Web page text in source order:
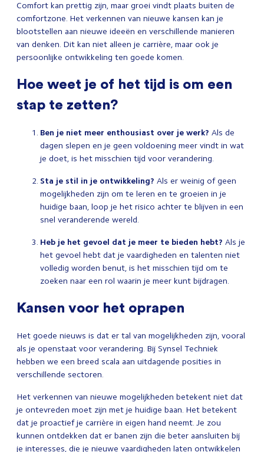
Comfort kan prettig zijn, maar groei vindt plaats buiten de
comfortzone. Het verkennen van nieuwe kansen kan je
blootstellen aan nieuwe ideeën en verschillende manieren
van denken. Dit kan niet alleen je carrière, maar ook je
persoonlijke ontwikkeling ten goede komen.
Hoe weet je of het tijd is om een
stap te zetten?
Ben je niet meer enthousiast over je werk? Als de
dagen slepen en je geen voldoening meer vindt in wat
je doet, is het misschien tijd voor verandering.
Sta je stil in je ontwikkeling? Als er weinig of geen
mogelijkheden zijn om te leren en te groeien in je
huidige baan, loop je het risico achter te blijven in een
snel veranderende wereld.
Heb je het gevoel dat je meer te bieden hebt? Als je
het gevoel hebt dat je vaardigheden en talenten niet
volledig worden benut, is het misschien tijd om te
zoeken naar een rol waarin je meer kunt bijdragen.
Kansen voor het oprapen
Het goede nieuws is dat er tal van mogelijkheden zijn, vooral
als je openstaat voor verandering. Bij Synsel Techniek
hebben we een breed scala aan uitdagende posities in
verschillende sectoren.
Het verkennen van nieuwe mogelijkheden betekent niet dat
je ontevreden moet zijn met je huidige baan. Het betekent
dat je proactief je carrière in eigen hand neemt. Je zou
kunnen ontdekken dat er banen zijn die beter aansluiten bij
je interesses, die je nieuwe vaardigheden laten ontwikkelen